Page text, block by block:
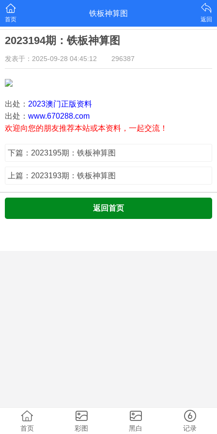
首页
铁板神算图
返回
2023194期：铁板神算图
发表于：2025-09-28 04:45:12 296387
出处： 2023澳门正版资料
出处： www.670288.com
欢迎向您的朋友推荐本站或本资料，一起交流！
下篇：2023195期：铁板神算图
上篇：2023193期：铁板神算图
返回首页
首页 彩图 黑白 记录